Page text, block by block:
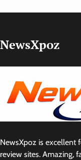
NewsXpoz
NewsXpoz is excellent
review sites. Amazing,